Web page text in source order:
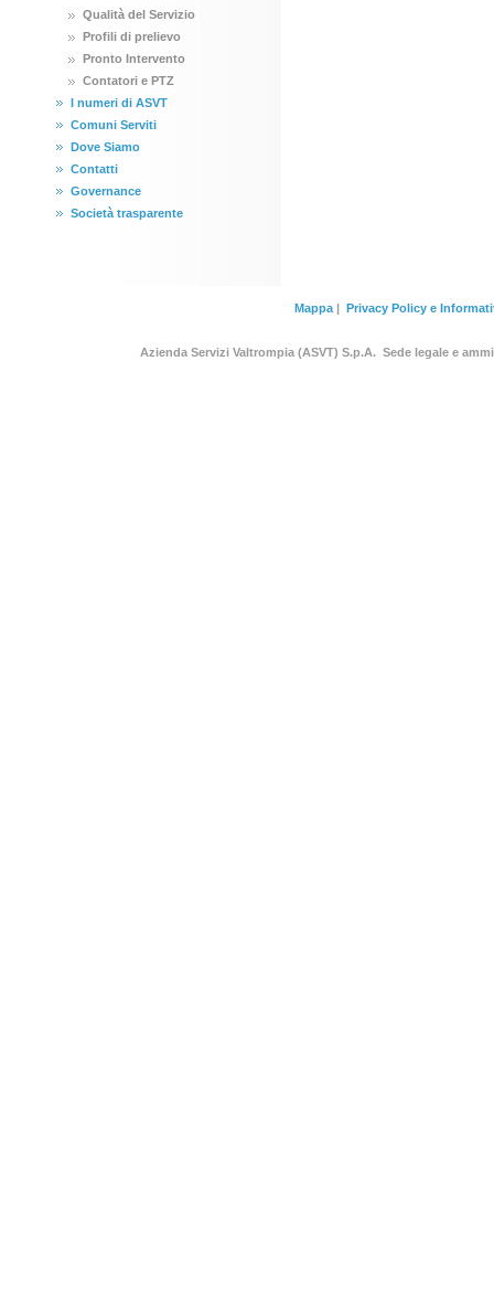
Qualità del Servizio
Profili di prelievo
Pronto Intervento
Contatori e PTZ
I numeri di ASVT
Comuni Serviti
Dove Siamo
Contatti
Governance
Società trasparente
Mappa| Privacy Policy e
Azienda Servizi Valtrompia (ASVT) S.p.A. Sede legale e